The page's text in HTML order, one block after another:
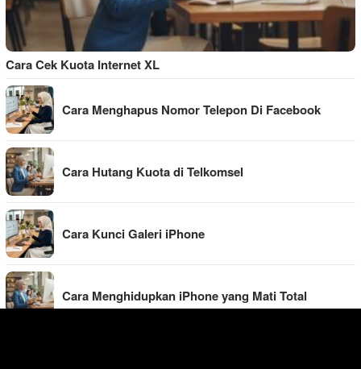
Cara Cek Kuota Internet XL
Cara Menghapus Nomor Telepon Di Facebook
Cara Hutang Kuota di Telkomsel
Cara Kunci Galeri iPhone
Cara Menghidupkan iPhone yang Mati Total